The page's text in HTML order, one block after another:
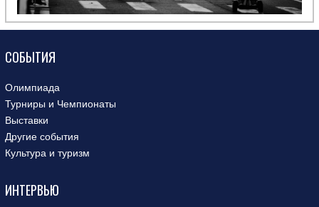
СОБЫТИЯ
Олимпиада
Турниры и Чемпионаты
Выставки
Другие события
Культура и туризм
ИНТЕРВЬЮ